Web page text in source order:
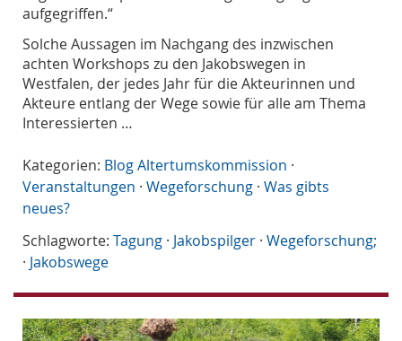
aufgegriffen.“
Solche Aussagen im Nachgang des inzwischen
achten Workshops zu den Jakobswegen in
Westfalen, der jedes Jahr für die Akteurinnen und
Akteure entlang der Wege sowie für alle am Thema
Interessierten …
Kategorien: Blog Altertumskommission ·
Veranstaltungen · Wegeforschung · Was gibts
neues?
Schlagworte: Tagung · Jakobspilger · Wegeforschung;
· Jakobswege